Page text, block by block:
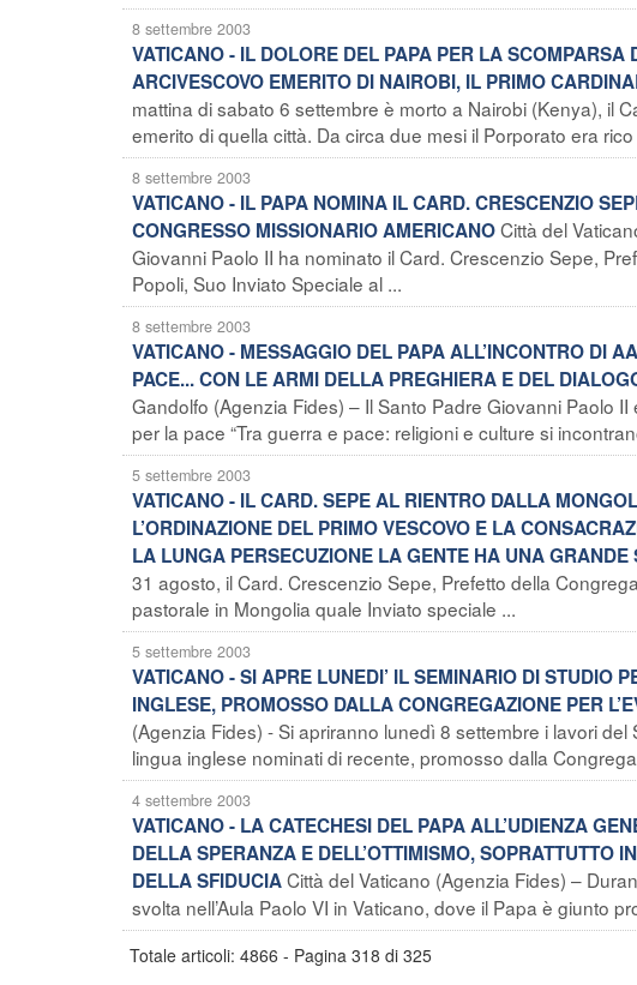
8 settembre 2003
VATICANO - IL DOLORE DEL PAPA PER LA
ARCIVESCOVO EMERITO DI NAIROBI, IL PRIMO
mattina di sabato 6 settembre è morto a Nairobi (Kenya), il
emerito di quella città. Da circa due mesi il Porporato era rico
8 settembre 2003
VATICANO - IL PAPA NOMINA IL CARD. CRESCENZIO
CONGRESSO MISSIONARIO AMERICANOCittà del
Giovanni Paolo II ha nominato il Card. Crescenzio Sepe,
Popoli, Suo Inviato Speciale al ...
8 settembre 2003
VATICANO - MESSAGGIO DEL PAPA ALL’INCONTRO DI
PACE... CON LE ARMI DELLA PREGHIERA E DEL
Gandolfo (Agenzia Fides) – Il Santo Padre Giovanni Paolo
per la pace “Tra guerra e pace: religioni e culture si
5 settembre 2003
VATICANO - IL CARD. SEPE AL RIENTRO DALLA
L’ORDINAZIONE DEL PRIMO VESCOVO E LA
LA LUNGA PERSECUZIONE LA GENTE HA UNA GRANDE
31 agosto, il Card. Crescenzio Sepe, Prefetto della
pastorale in Mongolia quale Inviato speciale ...
5 settembre 2003
VATICANO - SI APRE LUNEDI’ IL SEMINARIO DI STUDIO
INGLESE, PROMOSSO DALLA CONGREGAZIONE PER
(Agenzia Fides) - Si apriranno lunedì 8 settembre i lavori
lingua inglese nominati di recente, promosso dalla
4 settembre 2003
VATICANO - LA CATECHESI DEL PAPA ALL’UDIENZA
DELLA SPERANZA E DELL’OTTIMISMO, SOPRATTUTTO
DELLA SFIDUCIACittà del Vaticano (Agenzia Fides) –
svolta nell’Aula Paolo VI in Vaticano, dove il Papa è giunto
Totale articoli: 4866 - Pagina 318 di 325